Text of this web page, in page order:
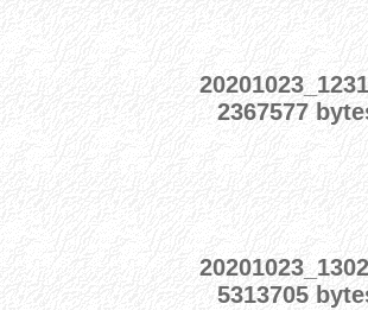
2367577
5313705